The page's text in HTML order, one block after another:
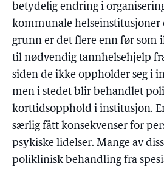
betydelig endring i
kommunale helseinstitusjoner
grunn er det flere enn før som
til nødvendig tannhelsehjelp
siden de ikke oppholder seg i
men i stedet blir behandlet
korttidsopphold i institusjon.
særlig fått konsekvenser for
psykiske lidelser. Mange av
poliklinisk behandling fra